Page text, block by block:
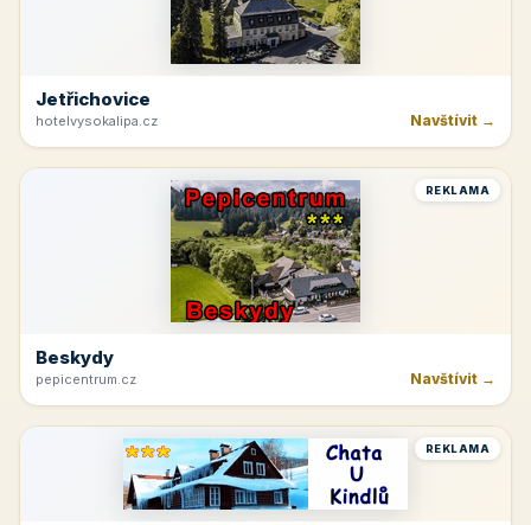
Jetřichovice
hotelvysokalipa.cz Navštívit →
REKLAMA
Beskydy
pepicentrum.cz Navštívit →
REKLAMA